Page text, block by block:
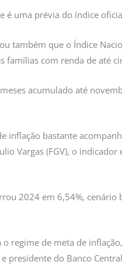
é uma prévia do índice
também que o Índice
famílias com renda de até
meses acumulado até
inflação bastante
Vargas (FGV), o
2024 em 6,54%,
o regime de meta de
presidente do Banco